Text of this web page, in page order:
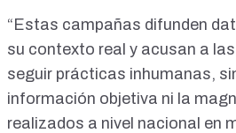
“Estas campañas difunden
su contexto real y acusan a
seguir prácticas inhumanas,
información objetiva ni la
realizados a nivel nacional en